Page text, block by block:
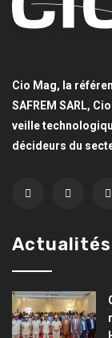
Cio Mag, la
SAFREM SARL,
veille
décideurs du